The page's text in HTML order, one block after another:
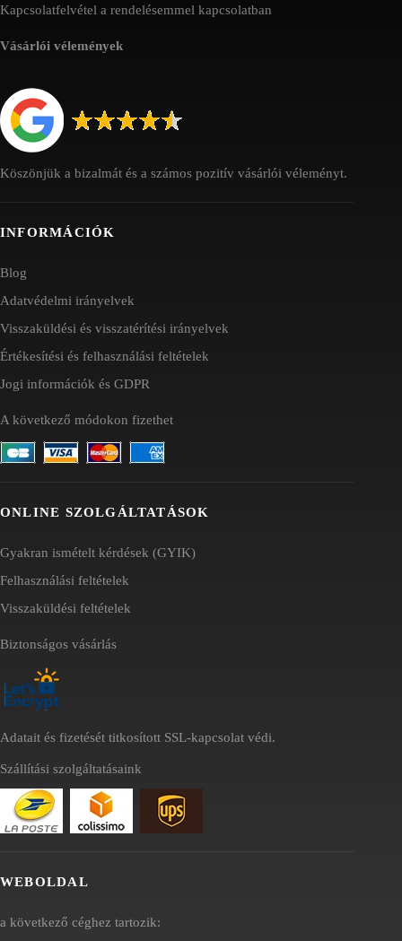
Kapcsolatfelvétel a rendelésemmel kapcsolatban
Vásárlói vélemények
Köszönjük a bizalmát és a számos pozitív vásárlói véleményt.
INFORMÁCIÓK
Blog
Adatvédelmi irányelvek
Visszaküldési és visszatérítési irányelvek
Értékesítési és felhasználási feltételek
Jogi információk és GDPR
A következő módokon fizethet
ONLINE SZOLGÁLTATÁSOK
Gyakran ismételt kérdések (GYIK)
Felhasználási feltételek
Visszaküldési feltételek
Biztonságos vásárlás
Adatait és fizetését titkosított SSL-kapcsolat védi.
Szállítási szolgáltatásaink
WEBOLDAL
a következő céghez tartozik: